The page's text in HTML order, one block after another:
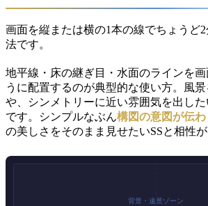
画面を縦または横の1本の線でちょうど
法です。
地平線・床の継ぎ目・水面のラインを
うに配置するのが典型的な使い方。風
や、シンメトリーに近い雰囲気を出し
です。シンプルなぶん構図の意図が伝
の美しさをそのまま見せたいSSと相性が